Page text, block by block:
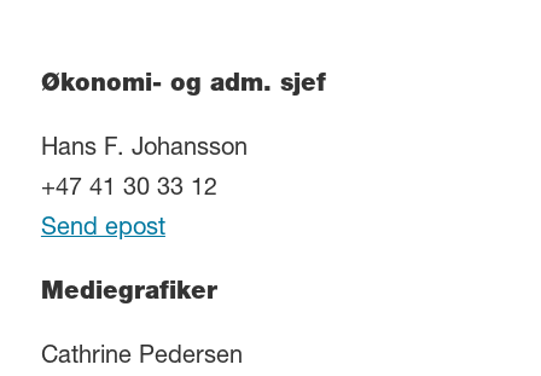
Økonomi- og adm. sjef
Hans F. Johansson
+47 41 30 33 12
Send epost
Mediegrafiker
Cathrine Pedersen